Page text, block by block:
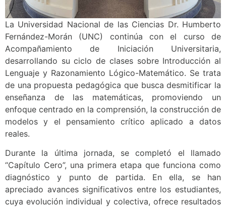
La Universidad Nacional de las Ciencias Dr. Humberto
Fernández-Morán (UNC) continúa con el curso de
Acompañamiento de Iniciación Universitaria,
desarrollando su ciclo de clases sobre Introducción al
Lenguaje y Razonamiento Lógico-Matemático. Se trata
de una propuesta pedagógica que busca desmitificar la
enseñanza de las matemáticas, promoviendo un
enfoque centrado en la comprensión, la construcción de
modelos y el pensamiento crítico aplicado a datos
reales.
Durante la última jornada, se completó el llamado
“Capítulo Cero”, una primera etapa que funciona como
diagnóstico y punto de partida. En ella, se han
apreciado avances significativos entre los estudiantes,
cuya evolución individual y colectiva, ofrece resultados